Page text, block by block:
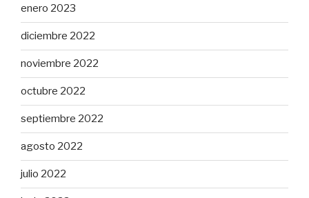
enero 2023
diciembre 2022
noviembre 2022
octubre 2022
septiembre 2022
agosto 2022
julio 2022